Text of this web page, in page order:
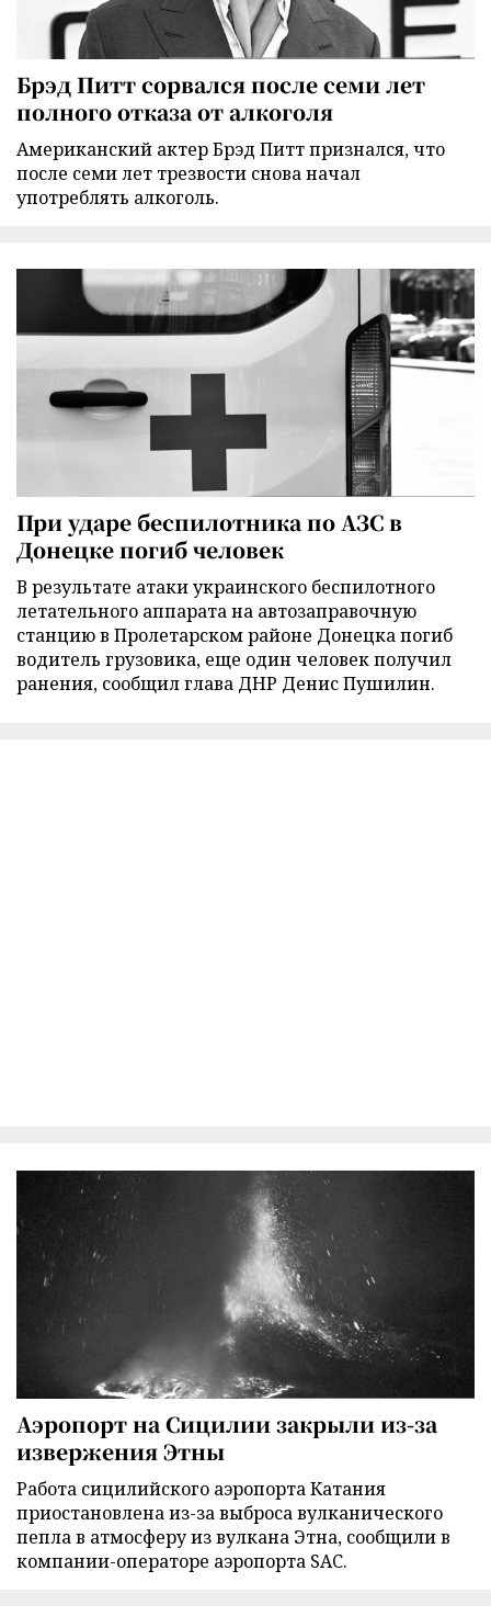
Брэд Питт сорвался после семи лет
полного отказа от алкоголя
Американский актер Брэд Питт признался, что
после семи лет трезвости снова начал
употреблять алкоголь.
При ударе беспилотника по АЗС в
Донецке погиб человек
В результате атаки украинского беспилотного
летательного аппарата на автозаправочную
станцию в Пролетарском районе Донецка погиб
водитель грузовика, еще один человек получил
ранения, сообщил глава ДНР Денис Пушилин.
Аэропорт на Сицилии закрыли из-за
извержения Этны
Работа сицилийского аэропорта Катания
приостановлена из-за выброса вулканического
пепла в атмосферу из вулкана Этна, сообщили в
компании-операторе аэропорта SAC.